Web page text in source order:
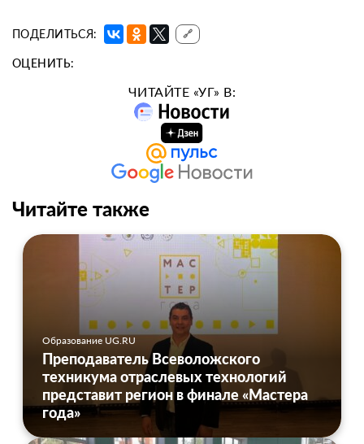
ПОДЕЛИТЬСЯ: 🔗
ОЦЕНИТЬ:
ЧИТАЙТЕ «УГ» В:
Читайте также
Образование UG.RU
Преподаватель Всеволожского
техникума отраслевых технологий
представит регион в финале «Мастера
года»